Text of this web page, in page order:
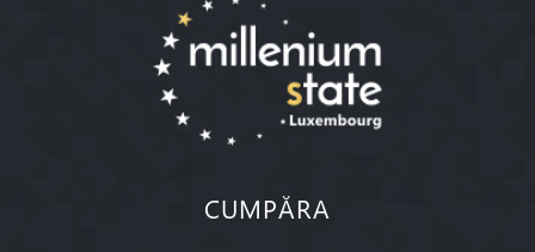
CUMPĂRA